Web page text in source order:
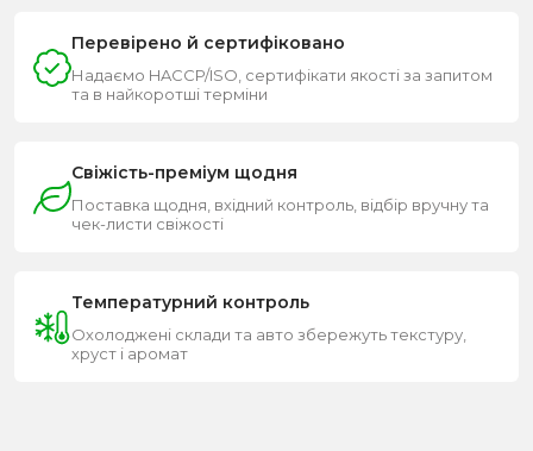
Перевірено й сертифіковано
Надаємо HACCP/ISO, сертифікати якості за запитом
та в найкоротші терміни
Свіжість-преміум щодня
Поставка щодня, вхідний контроль, відбір вручну та
чек-листи свіжості
Температурний контроль
Охолоджені склади та авто збережуть текстуру,
хруст і аромат